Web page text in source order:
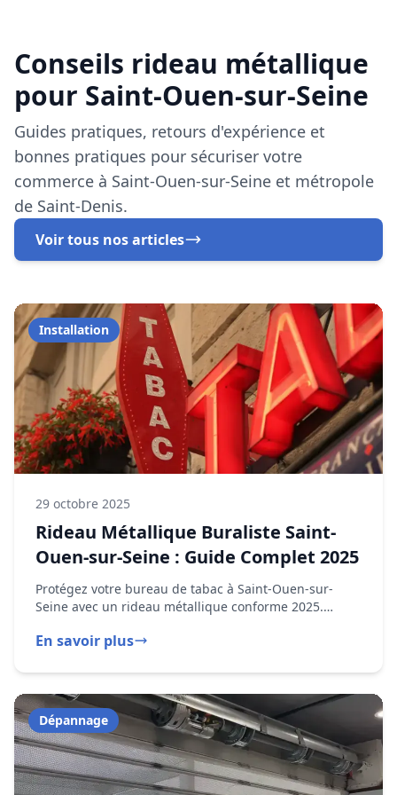
Installation
29 octobre 2025
Rideau Métallique Buraliste Saint-
Ouen-sur-Seine : Guide Complet 2025
Protégez votre bureau de tabac à Saint-Ouen-sur-
Seine avec un rideau métallique conforme 2025.
Subventions cumulables jusqu'à 5 000 €.
En savoir plus
29 octobre 2024
Rideau Métallique Bloqué : Que Faire
? Guide d'urgence
Rideau métallique bloqué ? Nos techniciens DRM